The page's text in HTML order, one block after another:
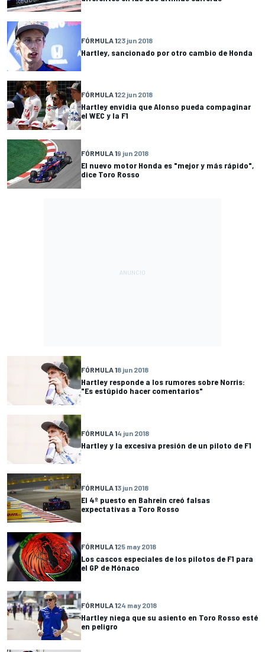
FÓRMULA 123 jun 2018
Hartley, sancionado por otro cambio de Honda
FÓRMULA 122 jun 2018
Hartley envidia que Alonso pueda compaginar
el WEC y la F1
FÓRMULA 19 jun 2018
El nuevo motor Honda es "mejor y más rápido",
dice Toro Rosso
FÓRMULA 18 jun 2018
Hartley responde a los rumores sobre Norris:
"Es estúpido hacer comentarios"
FÓRMULA 14 jun 2018
Hartley y la excesiva presión de un piloto de F1
FÓRMULA 13 jun 2018
El 4º puesto en Bahrein creó falsas
expectativas a Toro Rosso
FÓRMULA 125 may 2018
Los cascos especiales de los pilotos de F1 para
el GP de Mónaco
FÓRMULA 124 may 2018
Hartley niega que su asiento en Toro Rosso esté
en peligro